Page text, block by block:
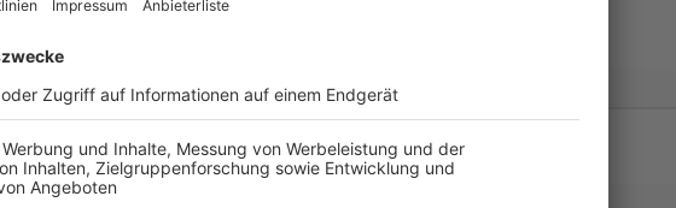
- - -
-:- Sportfreunde Siegen